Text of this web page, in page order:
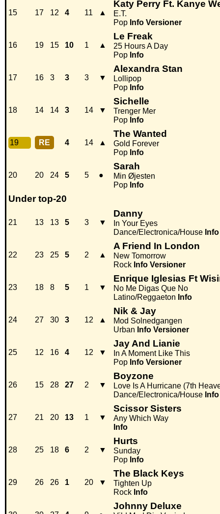
15 17 12 4 11 ▲
Katy Perry Ft. Kanye
E.T.
Pop Info Versioner
16 19 15 10 1 ▲
Le Freak
25 Hours A Day
Pop Info
17 16 3 3 3 ▼
Alexandra Stan
Lollipop
Pop Info
18 14 14 3 14 ▼
Sichelle
Trenger Mer
Pop Info
19 RE 4 14 ▲
The Wanted
Gold Forever
Pop Info
20 20 24 5 5 ●
Sarah
Min Øjesten
Pop Info
Under top-20
21 13 13 5 3 ▼
Danny
In Your Eyes
Dance/Electronica/House Info
22 23 25 5 2 ▲
A Friend In London
New Tomorrow
Rock Info Versioner
23 18 8 5 1 ▼
Enrique Iglesias Ft
No Me Digas Que No
Latino/Reggaeton Info
24 27 30 3 12 ▲
Nik & Jay
Mod Solnedgangen
Urban Info Versioner
25 12 16 4 12 ▼
Jay And Lianie
In A Moment Like This
Pop Info Versioner
26 15 28 27 2 ▼
Boyzone
Love Is A Hurricane (7th
Dance/Electronica/House Info
27 21 20 13 1 ▼
Scissor Sisters
Any Which Way
Info
28 25 18 6 2 ▼
Hurts
Sunday
Pop Info
29 26 26 1 20 ▼
The Black Keys
Tighten Up
Rock Info
Johnny Deluxe